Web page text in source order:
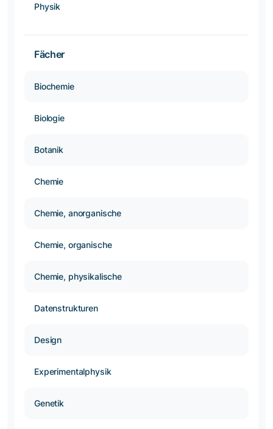
Physik
Fächer
Biochemie
Biologie
Botanik
Chemie
Chemie, anorganische
Chemie, organische
Chemie, physikalische
Datenstrukturen
Design
Experimentalphysik
Genetik